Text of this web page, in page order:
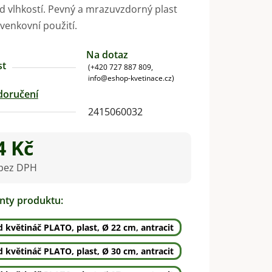
vlhkostí. Pevný a mrazuvzdorný plast
použití.
Na dotaz
(+420 727 887 809,
info@eshop-kvetinace.cz)
2415060032
Kč
DPH
produktu:
květináč PLATO, plast, Ø 22 cm, antracit
květináč PLATO, plast, Ø 30 cm, antracit